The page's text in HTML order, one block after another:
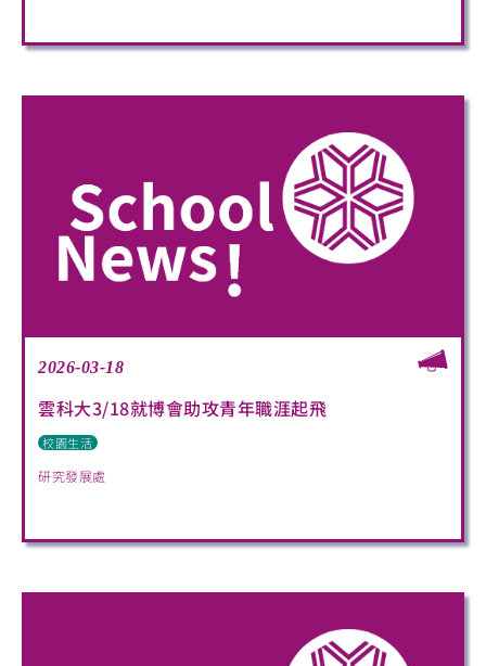
2026-03-18
雲科大3/18就博會助攻青年職涯起飛
校園生活
研究發展處